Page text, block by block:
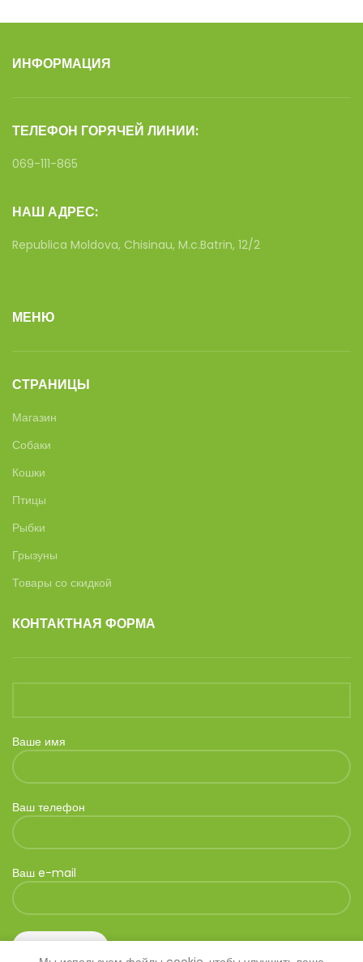
ИНФОРМАЦИЯ
ТЕЛЕФОН ГОРЯЧЕЙ ЛИНИИ:
069-111-865
НАШ АДРЕС:
Republica Moldova, Chisinau, M.c.Batrin, 12/2
МЕНЮ
СТРАНИЦЫ
Магазин
Собаки
Кошки
Птицы
Рыбки
Грызуны
Товары со скидкой
КОНТАКТНАЯ ФОРМА
Ваше имя
Ваш телефон
Ваш e-mail